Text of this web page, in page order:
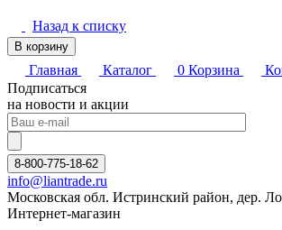
Назад к списку
В корзину
Главная Каталог 0 Корзина
Подписаться
на новости и акции
8-800-775-18-62
info@liantrade.ru
Московская обл. Истринский район, дер.
Интернет-магазин